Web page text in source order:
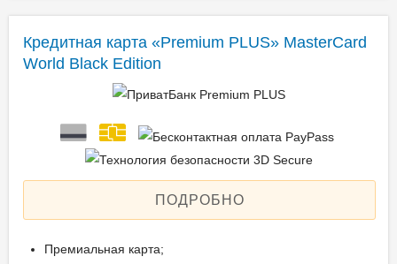
Кредитная карта «Premium PLUS» MasterCard
World Black Edition
ПОДРОБНО
Премиальная карта;